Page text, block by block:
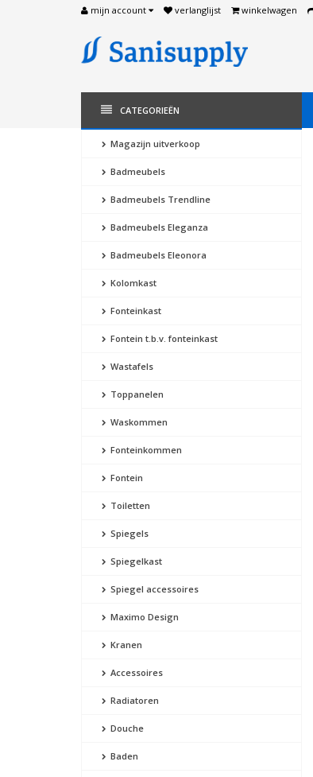
mijn account verlanglijst winkelwagen
CATEGORIEËN
Magazijn uitverkoop
Badmeubels
Badmeubels Trendline
Badmeubels Eleganza
Badmeubels Eleonora
Kolomkast
Fonteinkast
Fontein t.b.v. fonteinkast
Wastafels
Toppanelen
Waskommen
Fonteinkommen
Fontein
Toiletten
Spiegels
Spiegelkast
Spiegel accessoires
Maximo Design
Kranen
Accessoires
Radiatoren
Douche
Baden